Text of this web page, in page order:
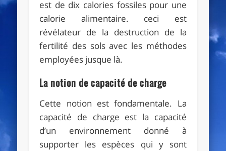
est de dix calories fossiles pour une
calorie alimentaire. ceci est
révélateur de la destruction de la
fertilité des sols avec les méthodes
employées jusque là.
La notion de capacité de charge
Cette notion est fondamentale. La
capacité de charge est la capacité
d’un environnement donné à
supporter les espèces qui y sont